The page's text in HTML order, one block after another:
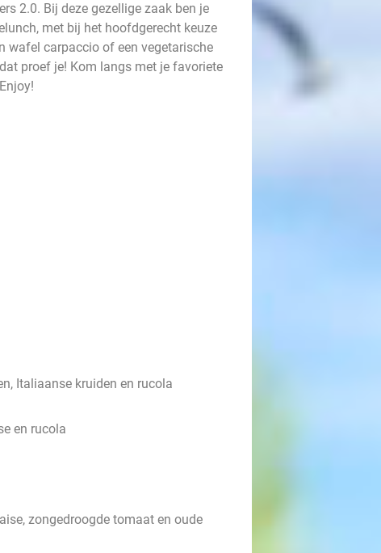
2.0. Bij deze gezellige zaak ben je
met bij het hoofdgerecht keuze
wafel carpaccio of een vegetarische
proef je! Kom langs met je favoriete
Italiaanse kruiden en rucola
en rucola
zongedroogde tomaat en oude